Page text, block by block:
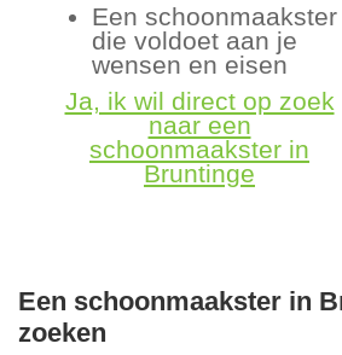
Een schoonmaakster
die voldoet aan je
wensen en eisen
Ja, ik wil direct op zoek
naar een
schoonmaakster in
Bruntinge
Een schoonmaakster in
zoeken